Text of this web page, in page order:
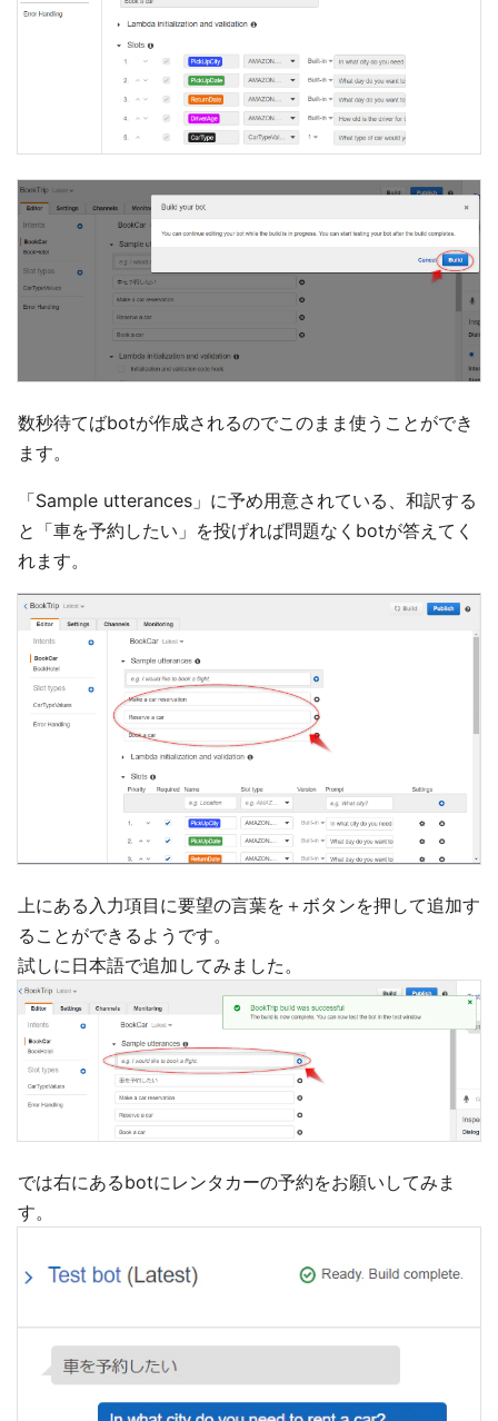
数秒待てばbotが作成されるのでこのまま使うことができ
ます。
「Sample utterances」に予め用意されている、和訳する
と「車を予約したい」を投げれば問題なくbotが答えてく
れます。
上にある入力項目に要望の言葉を＋ボタンを押して追加す
ることができるようです。
試しに日本語で追加してみました。
では右にあるbotにレンタカーの予約をお願いしてみま
す。